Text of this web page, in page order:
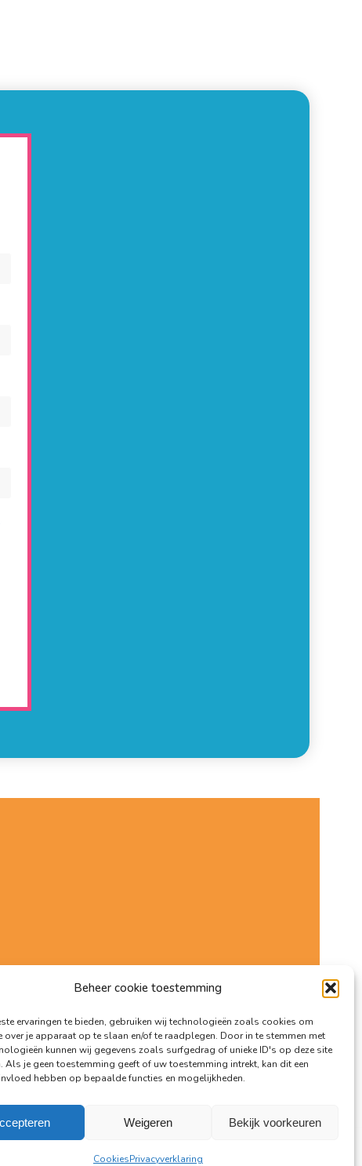
Beheer cookie toestemming
ervaringen te bieden, gebruiken wij technologieën zoals cookies om
over je apparaat op te slaan en/of te raadplegen. Door in te stemmen met
kunnen wij gegevens zoals surfgedrag of unieke ID's op deze site
Als je geen toestemming geeft of uw toestemming intrekt, kan dit een
hebben op bepaalde functies en mogelijkheden.
Weigeren Bekijk voorkeuren
CookiesPrivacyverklaring
Privacyverklaring / Aansprakelijkheid